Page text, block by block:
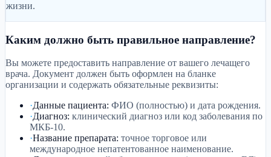
жизни.
Каким должно быть правильное направление?
Вы можете предоставить направление от вашего лечащего
врача. Документ должен быть оформлен на бланке
организации и содержать обязательные реквизиты:
·Данные пациента: ФИО (полностью) и дата рождения.
·Диагноз: клинический диагноз или код заболевания по
МКБ-10.
·Название препарата: точное торговое или
международное непатентованное наименование.